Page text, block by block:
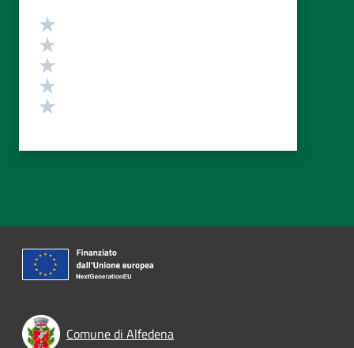
Valutazione
Comune di Alfedena